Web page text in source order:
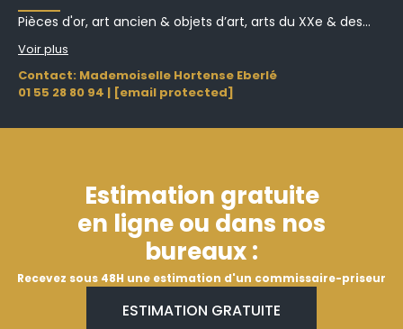
Pièces d'or, art ancien & objets d’art, arts du XXe & des...
Voir plus
Contact: Mademoiselle Hortense Eberlé
01 55 28 80 94 | [email protected]
Estimation gratuite
en ligne ou dans nos
bureaux :
Recevez sous 48H une estimation d'un commissaire-priseur
ESTIMATION GRATUITE